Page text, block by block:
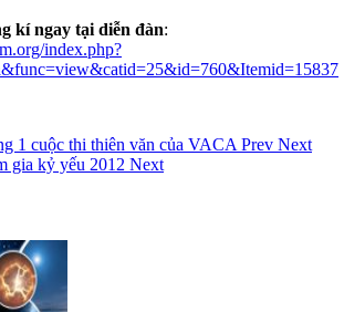
kí ngay tại diễn đàn:
index.php?
1 cuộc thi thiên văn của VACA Prev Next
gia kỷ yếu 2012 Next